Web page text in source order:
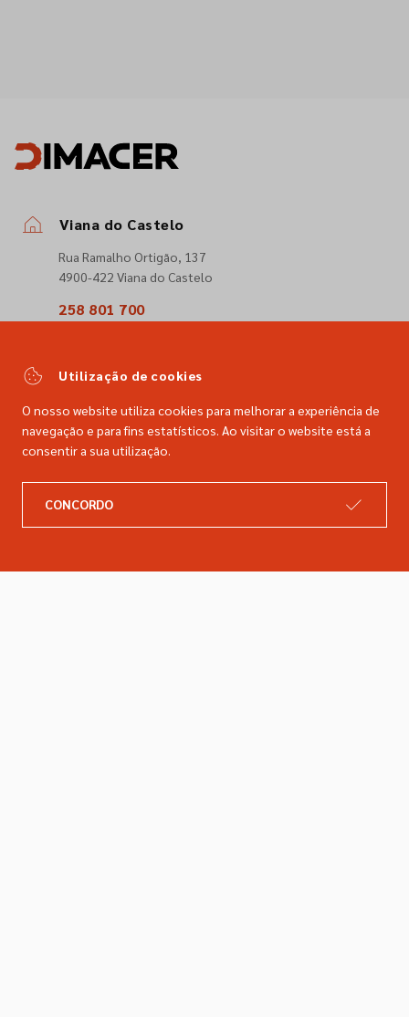
Viana do Castelo
Rua Ramalho Ortigão, 137
4900-422 Viana do Castelo
258 801 700
comercial@dimacer.com
Catálogo
Utilização de cookies
O nosso website utiliza cookies para melhorar a experiência de
navegação e para fins estatísticos. Ao visitar o website está a
consentir a sua utilização.
CONCORDO